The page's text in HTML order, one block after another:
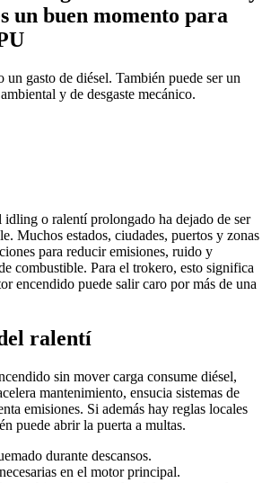
un buen momento para
un gasto de diésel. También puede ser un
y de desgaste mecánico.
idling o ralentí prolongado ha dejado de ser
Muchos estados, ciudades, puertos y zonas
para reducir emisiones, ruido y
combustible. Para el trokero, esto significa
encendido puede salir caro por más de una
ralentí
sin mover carga consume diésel,
mantenimiento, ensucia sistemas de
emisiones. Si además hay reglas locales
puede abrir la puerta a multas.
durante descansos.
en el motor principal.